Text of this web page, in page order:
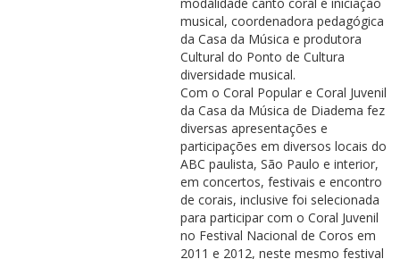
musical, coordenadora pedagógica
da Casa da Música e produtora
Cultural do Ponto de Cultura
diversidade musical.
Com o Coral Popular e Coral Juvenil
da Casa da Música de Diadema fez
diversas apresentações e
participações em diversos locais do
ABC paulista, São Paulo e interior,
em concertos, festivais e encontro
de corais, inclusive foi selecionada
para participar com o Coral Juvenil
no Festival Nacional de Coros em
2011 e 2012, neste mesmo festival